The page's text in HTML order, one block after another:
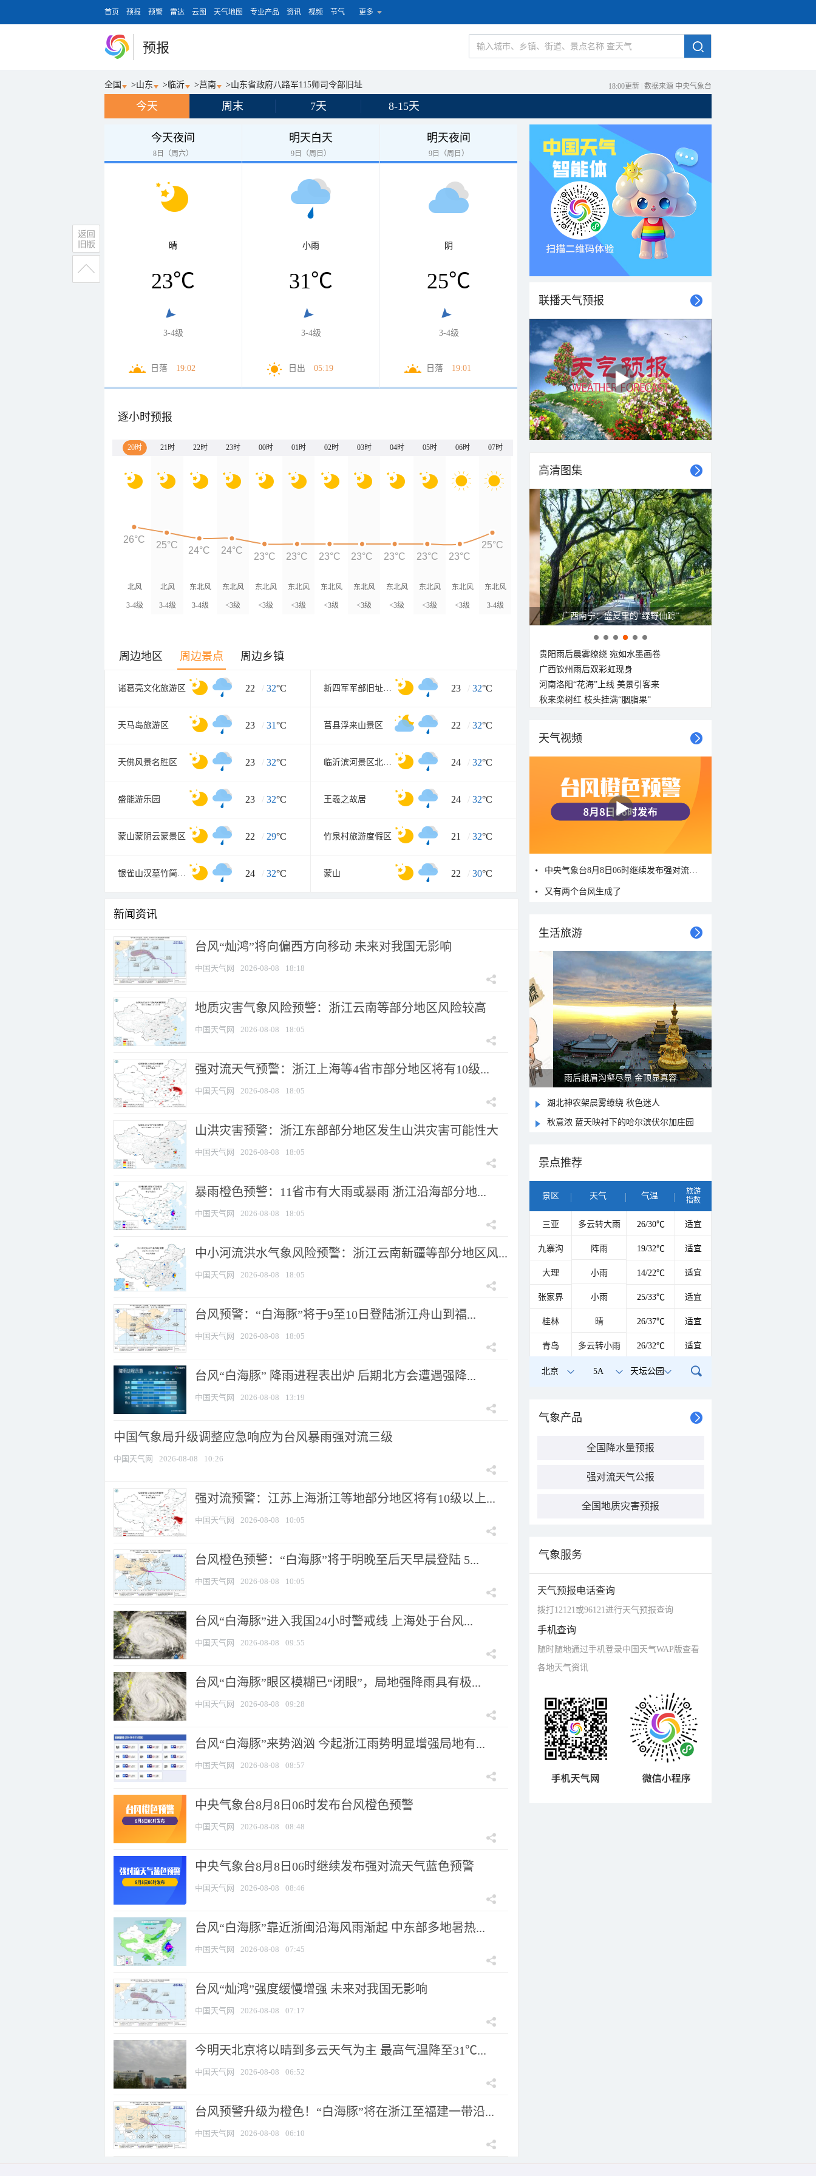
首页 预报 预警 雷达 云图 天气地图 专业产品 资讯 视频 节气 更多
预报
全国 >山东 > 临沂 > 莒南 >山东省政府八路军115师司令部旧址 18:00更新 数据来源 中央气象台
今天 周末 7天 8-15天
今天夜间
8日（周六）
晴
23℃
3-4级
日落 19:02
明天白天
9日（周日）
小雨
31℃
3-4级
日出 05:19
明天夜间
9日（周日）
阴
25℃
3-4级
日落 19:01
逐小时预报
20时 21时 22时 23时 00时 01时 02时 03时 04时 05时 06时 07时
北风
3-4级
北风
3-4级
东北风
3-4级
东北风
<3级
东北风
<3级
东北风
<3级
东北风
<3级
东北风
<3级
东北风
<3级
东北风
<3级
东北风
<3级
东北风
3-4级
26°C
25°C
24°C 24°C
23°C 23°C 23°C 23°C 23°C 23°C 23°C
25°C
周边地区 周边景点 周边乡镇
诸葛亮文化旅游区 22 / 32°C 新四军军部旧址纪念馆 23 / 32°C
天马岛旅游区 23 / 31°C 莒县浮来山景区 22 / 32°C
天佛风景名胜区 23 / 32°C 临沂滨河景区北湖心岛 24 / 32°C
盛能游乐园 23 / 32°C 王羲之故居 24 / 32°C
蒙山蒙阴云蒙景区 22 / 29°C 竹泉村旅游度假区 21 / 32°C
银雀山汉墓竹简博物馆 24 / 32°C 蒙山 22 / 30°C
新闻资讯
台风“灿鸿”将向偏西方向移动 未来对我国无影响
中国天气网 2026-08-08 18:18
地质灾害气象风险预警：浙江云南等部分地区风险较高
中国天气网 2026-08-08 18:05
强对流天气预警：浙江上海等4省市部分地区将有10级...
中国天气网 2026-08-08 18:05
山洪灾害预警：浙江东部部分地区发生山洪灾害可能性大
中国天气网 2026-08-08 18:05
暴雨橙色预警：11省市有大雨或暴雨 浙江沿海部分地...
中国天气网 2026-08-08 18:05
中小河流洪水气象风险预警：浙江云南新疆等部分地区风...
中国天气网 2026-08-08 18:05
台风预警：“白海豚”将于9至10日登陆浙江舟山到福...
中国天气网 2026-08-08 18:05
台风“白海豚” 降雨进程表出炉 后期北方会遭遇强降...
中国天气网 2026-08-08 13:19
中国气象局升级调整应急响应为台风暴雨强对流三级
中国天气网 2026-08-08 10:26
强对流预警：江苏上海浙江等地部分地区将有10级以上...
中国天气网 2026-08-08 10:05
台风橙色预警：“白海豚”将于明晚至后天早晨登陆 5...
中国天气网 2026-08-08 10:05
台风“白海豚”进入我国24小时警戒线 上海处于台风...
中国天气网 2026-08-08 09:55
台风“白海豚”眼区模糊已“闭眼”，局地强降雨具有极...
中国天气网 2026-08-08 09:28
台风“白海豚”来势汹汹 今起浙江雨势明显增强局地有...
中国天气网 2026-08-08 08:57
中央气象台8月8日06时发布台风橙色预警
中国天气网 2026-08-08 08:48
中央气象台8月8日06时继续发布强对流天气蓝色预警
中国天气网 2026-08-08 08:46
台风“白海豚”靠近浙闽沿海风雨渐起 中东部多地暑热...
中国天气网 2026-08-08 07:45
台风“灿鸿”强度缓慢增强 未来对我国无影响
中国天气网 2026-08-08 07:17
今明天北京将以晴到多云天气为主 最高气温降至31℃...
中国天气网 2026-08-08 06:52
台风预警升级为橙色！“白海豚”将在浙江至福建一带沿...
中国天气网 2026-08-08 06:10
联播天气预报
高清图集
广西南宁：盛夏里的“绿野仙踪”
贵阳雨后晨雾缭绕 宛如水墨画卷
广西钦州雨后双彩虹现身
河南洛阳“花海”上线 美景引客来
秋来栾树红 枝头挂满“胭脂果”
天气视频
中央气象台8月8日06时继续发布强对流天气蓝色预警
又有两个台风生成了
生活旅游
雨后峨眉沟壑尽显 金顶显真容
湖北神农架晨雾缭绕 秋色迷人
秋意浓 蓝天映衬下的哈尔滨伏尔加庄园
景点推荐
景区 天气 气温
旅游
指数
三亚 多云转大雨 26/30℃ 适宜
九寨沟 阵雨 19/32℃ 适宜
大理 小雨 14/22℃ 适宜
张家界 小雨 25/33℃ 适宜
桂林 晴 26/37℃ 适宜
青岛 多云转小雨 26/32℃ 适宜
北京 5A 天坛公园
气象产品
全国降水量预报
强对流天气公报
全国地质灾害预报
气象服务
天气预报电话查询
拨打12121或96121进行天气预报查询
手机查询
随时随地通过手机登录中国天气WAP版查看
各地天气资讯